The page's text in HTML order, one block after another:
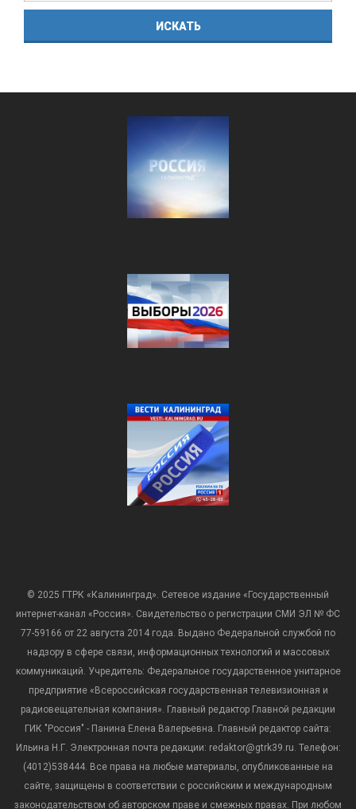
© 2025 ГТРК «Калининград». Сетевое издание «Государственный
интернет-канал «Россия». Свидетельство о регистрации СМИ ЭЛ № ФС
77-59166 от 22 августа 2014 года. Выдано Федеральной службой по
надзору в сфере связи, информационных технологий и массовых
коммуникаций. Учредитель: Федеральное государственное унитарное
предприятие «Всероссийская государственная телевизионная и
радиовещательная компания». Главный редактор Главной редакции
ГИК "Россия" - Панина Елена Валерьевна. Главный редактор сайта:
Ильина Н.Г. Электронная почта редакции: redaktor@gtrk39.ru. Телефон:
(4012)538444. Все права на любые материалы, опубликованные на
сайте, защищены в соответствии с российским и международным
законодательством об авторском праве и смежных правах. При любом